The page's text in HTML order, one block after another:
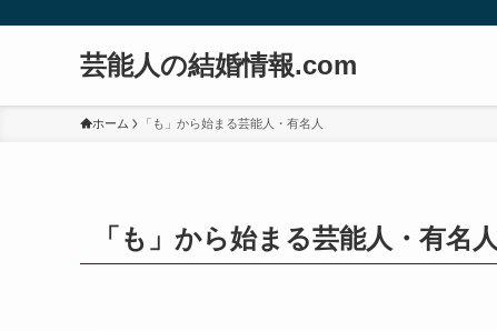
芸能人の結婚情報.com
ホーム 「も」から始まる芸能人・有名人
「も」から始まる芸能人・有名人